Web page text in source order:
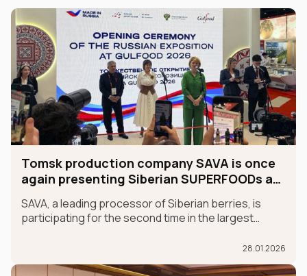
Tomsk production company SAVA is once
again presenting Siberian SUPERFOODs at
SAVA, a leading processor of Siberian berries, is
participating for the second time in the largest
the MADE IN RUSSIA exhibit, which is taking place in
Dubai from January 26-30.
28.01.2026